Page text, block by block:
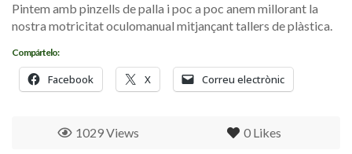
Pintem amb pinzells de palla i poc a poc anem millorant la
nostra motricitat oculomanual mitjançant tallers de plàstica.
Compártelo:
Facebook X Correu electrònic
0 Likes
1029 Views